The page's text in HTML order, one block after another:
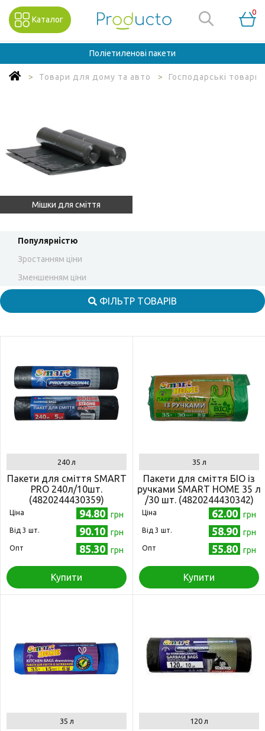
Каталог
0
Поліетиленові пакети
Товари для дому та авто Господарські товари
Мішки для сміття
Популярністю
Зростанням ціни
Зменшенням ціни
ФІЛЬТР ТОВАРІВ
240 л
Пакети для сміття SMART
PRO 240л/10шт.
(4820244430359)
Ціна 94.80 грн
Від 3 шт. 90.10 грн
Опт 85.30 грн
Купити
35 л
Пакети для сміття БІО із
ручками SMART HOME 35 л
/30 шт. (4820244430342)
Ціна 62.00 грн
Від 3 шт. 58.90 грн
Опт 55.80 грн
Купити
35 л 120 л